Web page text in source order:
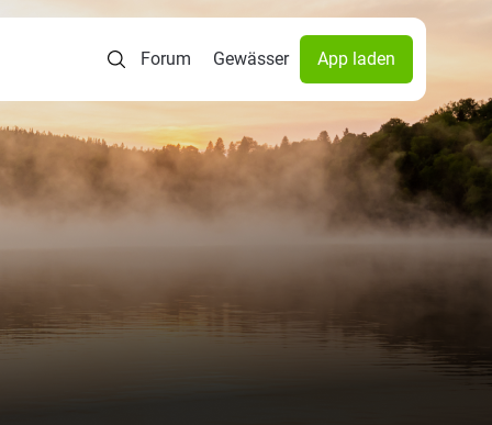
Forum Gewässer App laden